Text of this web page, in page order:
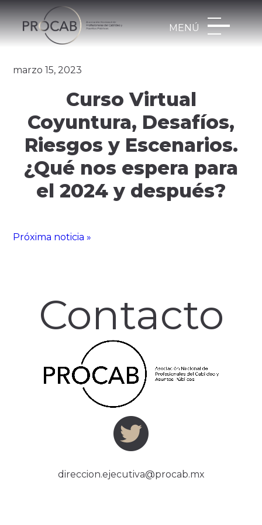
MENÚ
marzo 15, 2023
Curso Virtual
Coyuntura, Desafíos,
Riesgos y Escenarios.
¿Qué nos espera para
el 2024 y después?
Próxima noticia »
Contacto
direccion.ejecutiva@procab.mx